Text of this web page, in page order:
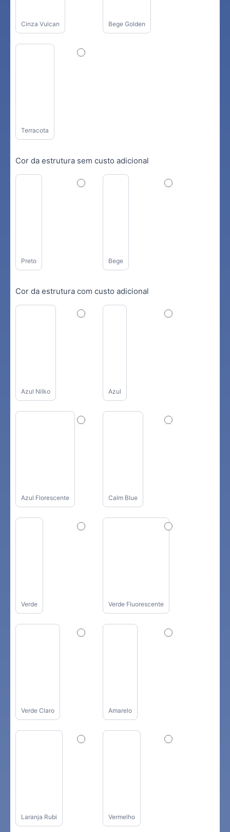
Cinza Vulcan Bege Golden
Terracota
Cor da estrutura sem custo adicional
Preto Bege
Cor da estrutura com custo adicional
Azul Nilko Azul
Azul Florescente Calm Blue
Verde Verde Fluorescente
Verde Claro Amarelo
Laranja Rubi Vermelho